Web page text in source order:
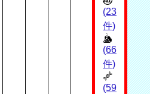
(23
件)
(66
件)
(59